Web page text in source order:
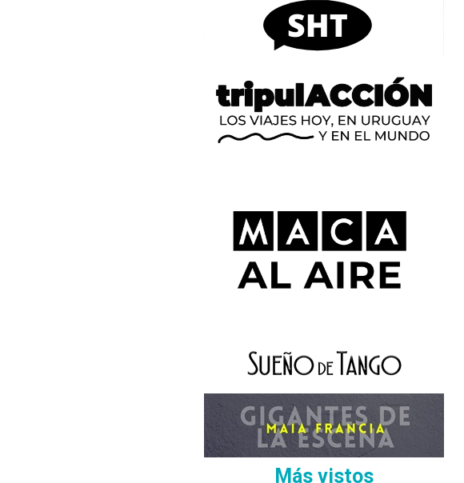
Más vistos